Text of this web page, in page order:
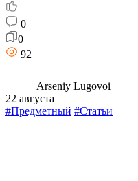
0
0
92
Arseniy Lugovoi
22 августа
#Предметный #Статьи